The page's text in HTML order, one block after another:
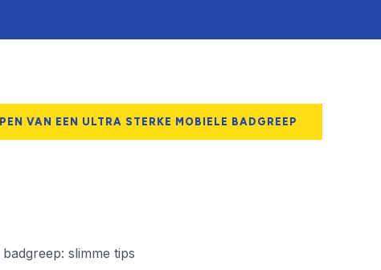
VAN EEN ULTRA STERKE MOBIELE BADGREEP
slimme tips